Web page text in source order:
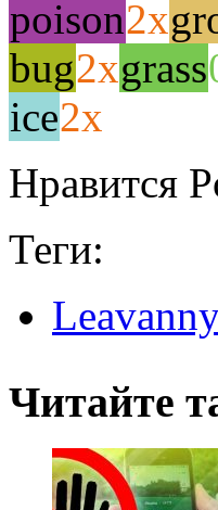
poison2x
bug2xgrass
ice2x
Нравится
Теги:
Читайте